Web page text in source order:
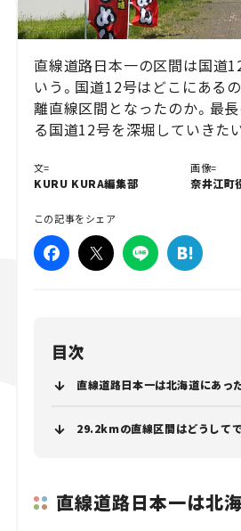
直線道路日本一の区間は国道
いう。国道12号はどこにある
離直線区間となったのか。最
る国道12号を深堀していきたい
文=
KURU KURA編集部
画像=
奈井江町
この記事をシェア
目次
直線道路日本一は北海道にあっ
29.2kmの直線区間はどうして
直線道路日本一は北